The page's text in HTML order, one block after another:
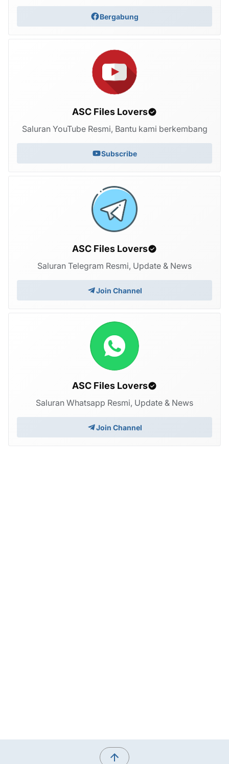
Bergabung
ASC Files Lovers
Saluran YouTube Resmi, Bantu kami berkembang
Subscribe
ASC Files Lovers
Saluran Telegram Resmi, Update & News
Join Channel
ASC Files Lovers
Saluran Whatsapp Resmi, Update & News
Join Channel